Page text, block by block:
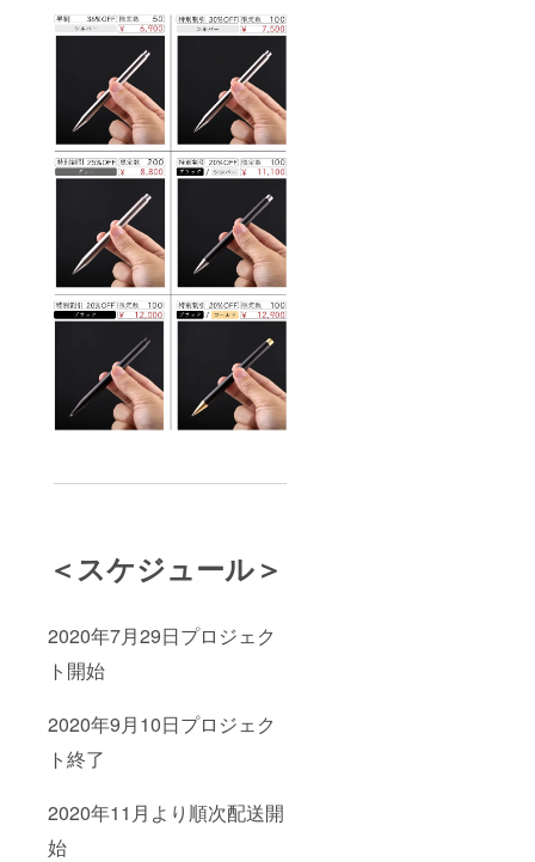
＜スケジュール＞
2020年7月29日プロジェク
ト開始
2020年9月10日プロジェク
ト終了
2020年11月より順次配送開
始